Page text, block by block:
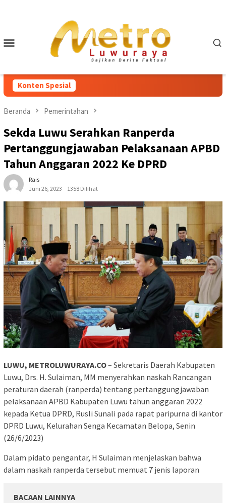
Mobile
Konten Spesial
Beranda Pemerintahan
Sekda Luwu Serahkan Ranperda
Pertanggungjawaban Pelaksanaan APBD
Tahun Anggaran 2022 Ke DPRD
Rais
Juni 26, 2023
1358 Dilihat
LUWU, METROLUWURAYA.CO– Sekretaris Daerah Kabupaten
Luwu, Drs. H. Sulaiman, MM menyerahkan naskah Rancangan
peraturan daerah (ranperda) tentang pertanggungjawaban
pelaksanaan APBD Kabupaten Luwu tahun anggaran 2022
kepada Ketua DPRD, Rusli Sunali pada rapat paripurna di kantor
DPRD Luwu, Kelurahan Senga Kecamatan Belopa, Senin
(26/6/2023)
Dalam pidato pengantar, H Sulaiman menjelaskan bahwa
dalam naskah ranperda tersebut memuat 7 jenis laporan
BACAAN LAINNYA